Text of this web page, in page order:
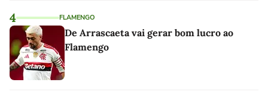
4 FLAMENGO
De Arrascaeta vai gerar bom lucro ao
Flamengo